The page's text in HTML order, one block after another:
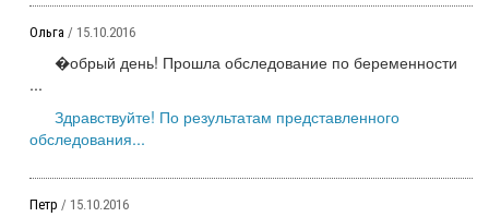
Ольга / 15.10.2016
�обрый день! Прошла обследование по беременности
...
Здравствуйте! По результатам представленного
обследования...
Петр / 15.10.2016